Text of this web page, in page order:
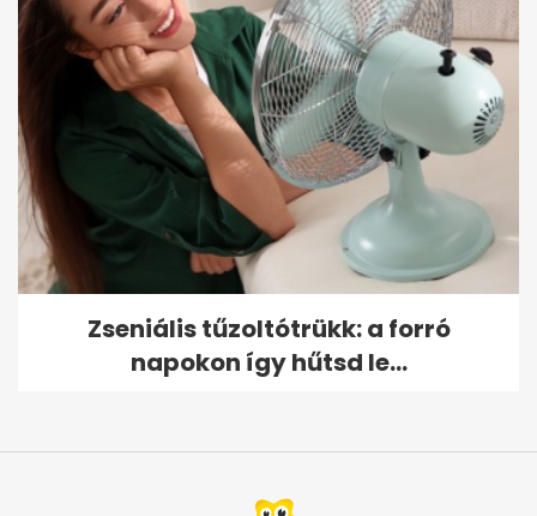
Zseniális tűzoltótrükk: a forró
napokon így hűtsd le...